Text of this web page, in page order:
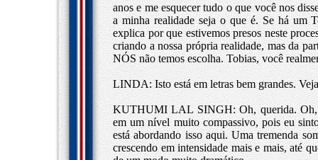
anos e me esquecer tudo o que você nos
a minha realidade seja o que é. Se há um
explica por que estivemos presos neste
criando a nossa própria realidade, mas da
NÓS não temos escolha. Tobias, você
LINDA: Isto está em letras bem grandes.
KUTHUMI LAL SINGH: Oh, querida. Oh,
em um nível muito compassivo, pois eu
está abordando isso aqui. Uma tremenda
crescendo em intensidade mais e mais, até